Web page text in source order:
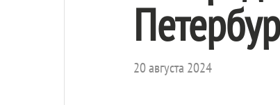
20 августа 2024